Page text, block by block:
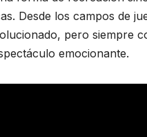
Desde los campos de
pero siempre
emocionante.